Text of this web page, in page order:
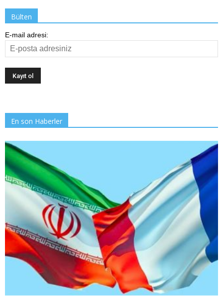
Bülten
E-mail adresi:
En son Haberler